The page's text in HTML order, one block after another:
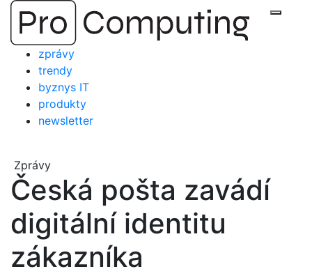
Přejít
obsah
zprávy
trendy
byznys IT
produkty
newsletter
Zprávy
Česká pošta zavádí
digitální identitu
zákazníka